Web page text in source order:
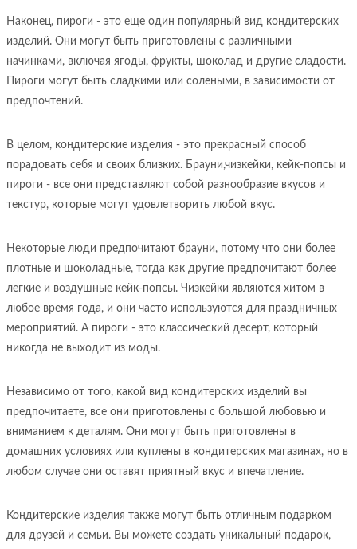
Наконец, пироги - это еще один популярный вид кондитерских
изделий. Они могут быть приготовлены с различными
начинками, включая ягоды, фрукты, шоколад и другие сладости.
Пироги могут быть сладкими или солеными, в зависимости от
предпочтений.
В целом, кондитерские изделия - это прекрасный способ
порадовать себя и своих близких. Брауни,чизкейки, кейк-попсы и
пироги - все они представляют собой разнообразие вкусов и
текстур, которые могут удовлетворить любой вкус.
Некоторые люди предпочитают брауни, потому что они более
плотные и шоколадные, тогда как другие предпочитают более
легкие и воздушные кейк-попсы. Чизкейки являются хитом в
любое время года, и они часто используются для праздничных
мероприятий. А пироги - это классический десерт, который
никогда не выходит из моды.
Независимо от того, какой вид кондитерских изделий вы
предпочитаете, все они приготовлены с большой любовью и
вниманием к деталям. Они могут быть приготовлены в
домашних условиях или куплены в кондитерских магазинах, но в
любом случае они оставят приятный вкус и впечатление.
Кондитерские изделия также могут быть отличным подарком
для друзей и семьи. Вы можете создать уникальный подарок,